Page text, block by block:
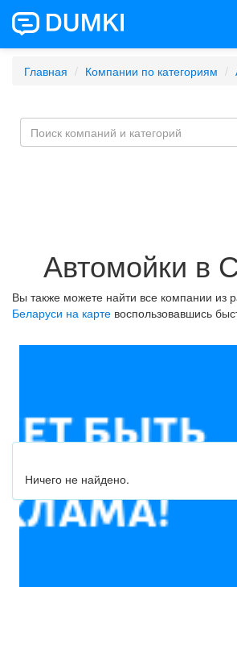
Главная Компании по категориям
Автомойки в
Вы также можете найти все компании из
Беларуси на карте воспользовавшись
Ничего не найдено.